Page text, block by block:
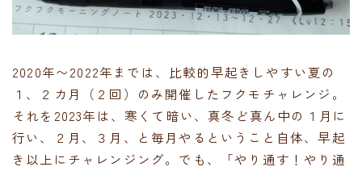
2020年〜2022年までは、比較的早起きしやすい夏の
１、２カ月（２回）のみ開催したフクモチャレンジ。
それを2023年は、寒くて暗い、真冬ど真ん中の１月に
行い、２月、３月、と毎月やるということ自体、早起
き以上にチャレンジング。でも、「やり通す！やり通